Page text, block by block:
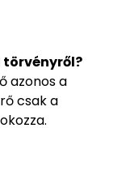
azonos a
csak a